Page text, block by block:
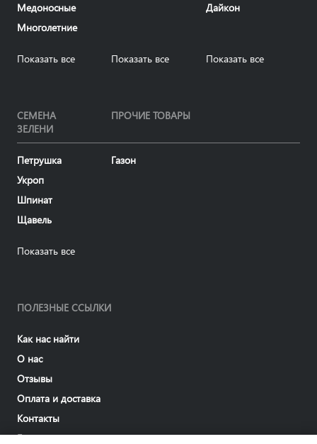
Медоносные
Многолетние
Показать все Показать все
Дайкон
Показать все
СЕМЕНА
ЗЕЛЕНИ
ПРОЧИЕ ТОВАРЫ
Петрушка
Укроп
Шпинат
Щавель
Показать все
Газон
ПОЛЕЗНЫЕ ССЫЛКИ
Как нас найти
О нас
Отзывы
Оплата и доставка
Контакты
Блог